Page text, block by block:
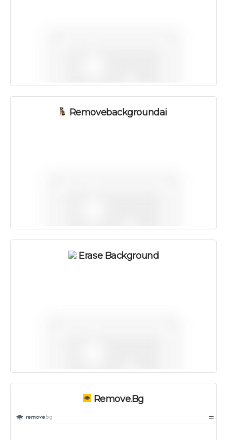
Removebackgroundai
Erase Background
Remove.bg